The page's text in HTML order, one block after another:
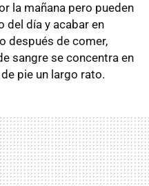
la mañana pero pueden
del día y acabar en
después de comer,
sangre se concentra en
pie un largo rato.